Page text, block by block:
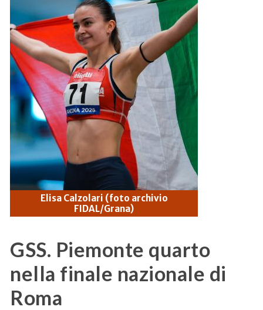
Elisa Calzolari (foto archivio
FIDAL/Grana)
GSS. Piemonte quarto
nella finale nazionale di
Roma